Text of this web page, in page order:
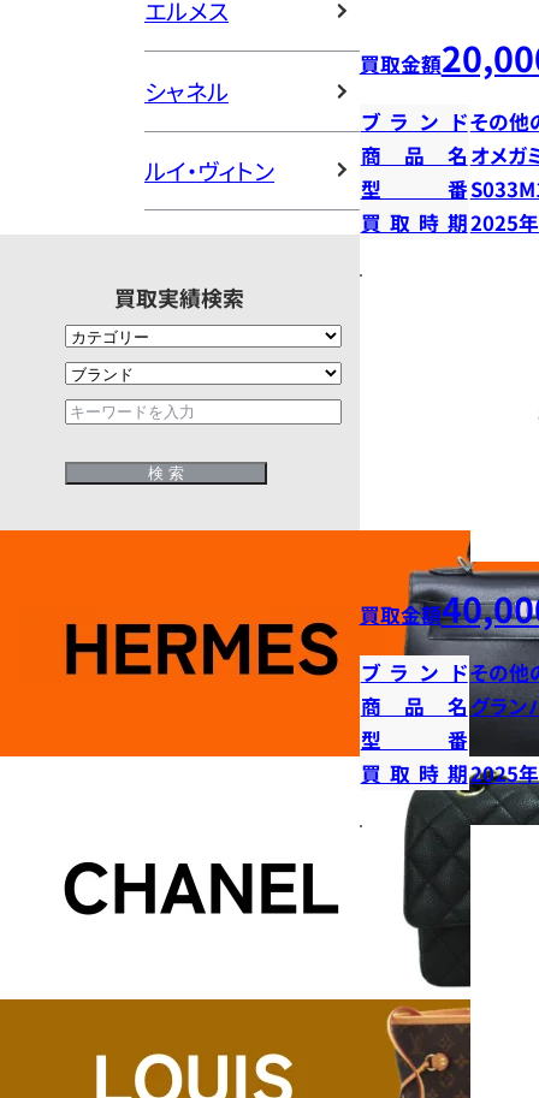
エルメス
シャネル
ルイ・ヴィトン
買取実績検索
買取金額
ブランドその他
商品名 オメガ
型番
買取時期2025
買取金額
ブランドその他
商品名グラン
型番
買取時期2025